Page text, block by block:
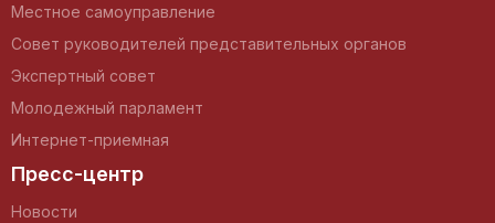
Местное самоуправление
Совет руководителей представительных органов
Экспертный совет
Молодежный парламент
Интернет-приемная
Пресс-центр
Новости